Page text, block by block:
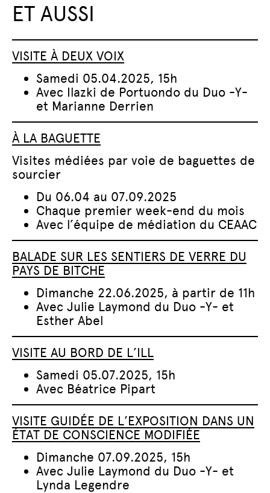
ET AUSSI
VISITE À DEUX VOIX
Samedi 05.04.2025, 15h
Avec Ilazki de Portuondo du Duo -Y-
et Marianne Derrien
À LA BAGUETTE
Visites médiées par voie de baguettes de
sourcier
Du 06.04 au 07.09.2025
Chaque premier week-end du mois
Avec l’équipe de médiation du CEAAC
BALADE SUR LES SENTIERS DE VERRE DU
PAYS DE BITCHE
Dimanche 22.06.2025, à partir de 11h
Avec Julie Laymond du Duo -Y- et
Esther Abel
VISITE AU BORD DE L’ILL
Samedi 05.07.2025, 15h
Avec Béatrice Pipart
VISITE GUIDÉE DE L’EXPOSITION DANS UN
ÉTAT DE CONSCIENCE MODIFIÉE
Dimanche 07.09.2025, 15h
Avec Julie Laymond du Duo -Y- et
Lynda Legendre